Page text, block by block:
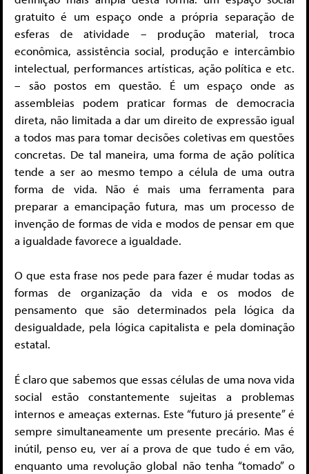
gratuito é um espaço onde a própria separação de
esferas de atividade – produção material, troca
econômica, assistência social, produção e intercâmbio
intelectual, performances artísticas, ação política e etc.
– são postos em questão. É um espaço onde as
assembleias podem praticar formas de democracia
direta, não limitada a dar um direito de expressão igual
a todos mas para tomar decisões coletivas em questões
concretas. De tal maneira, uma forma de ação política
tende a ser ao mesmo tempo a célula de uma outra
forma de vida. Não é mais uma ferramenta para
preparar a emancipação futura, mas um processo de
invenção de formas de vida e modos de pensar em que
a igualdade favorece a igualdade.
O que esta frase nos pede para fazer é mudar todas as
formas de organização da vida e os modos de
pensamento que são determinados pela lógica da
desigualdade, pela lógica capitalista e pela dominação
estatal.
É claro que sabemos que essas células de uma nova vida
social estão constantemente sujeitas a problemas
internos e ameaças externas. Este “futuro já presente” é
sempre simultaneamente um presente precário. Mas é
inútil, penso eu, ver aí a prova de que tudo é em vão,
enquanto uma revolução global não tenha “tomado” o